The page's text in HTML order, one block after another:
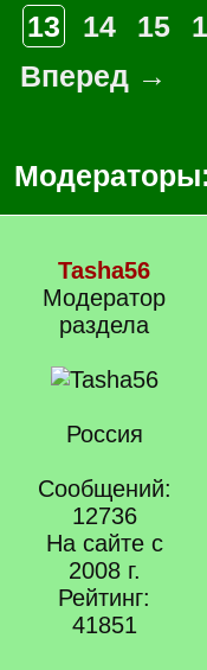
13
14 15
Вперед →
Модераторы:
Tasha56
Модератор
раздела
Россия
Сообщений:
12736
На сайте с
2008 г.
Рейтинг:
41851